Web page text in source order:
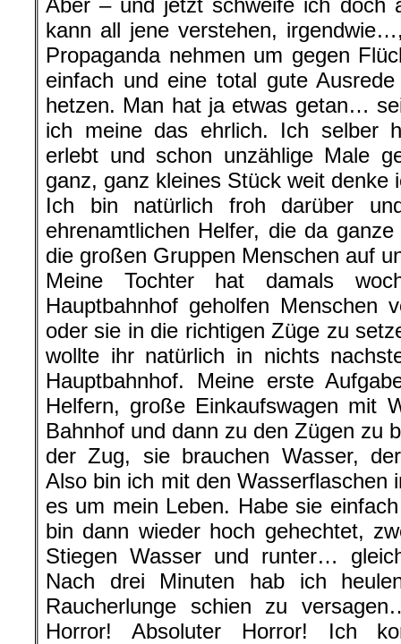
Aber – und jetzt schweife ich
kann all jene verstehen,
Propaganda nehmen um gegen
einfach und eine total gute
hetzen. Man hat ja etwas getan…
ich meine das ehrlich. Ich selber
erlebt und schon unzählige Male
ganz, ganz kleines Stück weit denke
Ich bin natürlich froh darüber
ehrenamtlichen Helfer, die da
die großen Gruppen Menschen auf
Meine Tochter hat damals
Hauptbahnhof geholfen Menschen
oder sie in die richtigen Züge zu
wollte ihr natürlich in nichts
Hauptbahnhof. Meine erste
Helfern, große Einkaufswagen mit
Bahnhof und dann zu den Zügen zu
der Zug, sie brauchen Wasser,
Also bin ich mit den Wasserflaschen
es um mein Leben. Habe sie
bin dann wieder hoch gehechtet,
Stiegen Wasser und runter…
Nach drei Minuten hab ich
Raucherlunge schien zu
Horror! Absoluter Horror! Ich